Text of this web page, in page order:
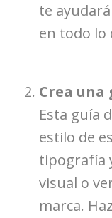
te
en todo lo
Crea una
Esta guía
estilo de
tipografía
visual o
marca.